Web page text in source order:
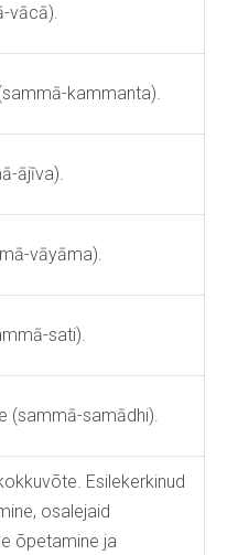
vācā).
kammanta).
ājīva).
vāyāma).
sati).
(sammā-samādhi).
Esilekerkinud
osalejaid
õpetamine ja